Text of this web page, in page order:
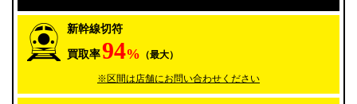
新幹線切符
買取率94% （最大）
※区間は店舗にお問い合わせください